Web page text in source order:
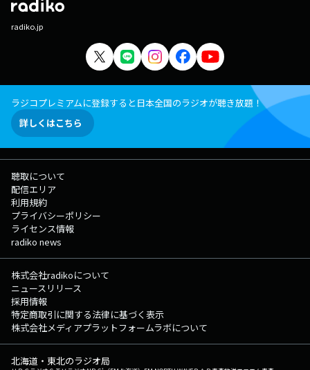
radiko.jp
ラジコプレミアムに登録すると日本全国のラジオが聴き放題！
詳しくはこちら
聴取について
配信エリア
利用規約
プライバシーポリシー
ライセンス情報
radiko news
株式会社radikoについて
ニュースリリース
採用情報
特定商取引に関する法律に基づく表示
株式会社メディアプラットフォームラボについて
北海道・東北のラジオ局